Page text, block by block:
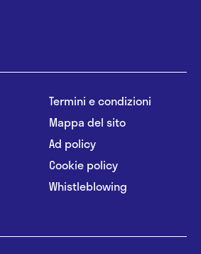
Termini e condizioni
Mappa del sito
Ad policy
Cookie policy
Whistleblowing